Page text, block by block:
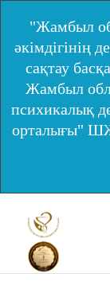
"Жамбыл
әкімдігінің
сақтау
Жамбыл
психикалық
орталығы"